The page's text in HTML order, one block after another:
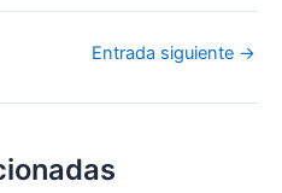
Entrada siguiente →